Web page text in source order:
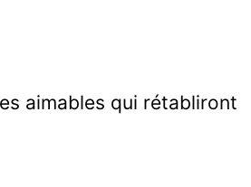
aimables qui rétabliront